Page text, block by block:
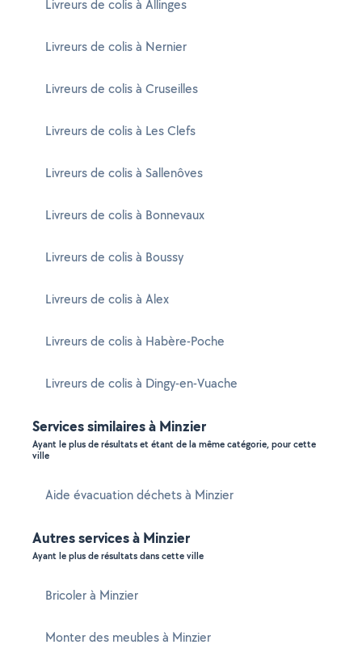
Livreurs de colis à Allinges
Livreurs de colis à Nernier
Livreurs de colis à Cruseilles
Livreurs de colis à Les Clefs
Livreurs de colis à Sallenôves
Livreurs de colis à Bonnevaux
Livreurs de colis à Boussy
Livreurs de colis à Alex
Livreurs de colis à Habère-Poche
Livreurs de colis à Dingy-en-Vuache
Services similaires à Minzier
Ayant le plus de résultats et étant de la même catégorie, pour cette
ville
Aide évacuation déchets à Minzier
Autres services à Minzier
Ayant le plus de résultats dans cette ville
Bricoler à Minzier
Monter des meubles à Minzier